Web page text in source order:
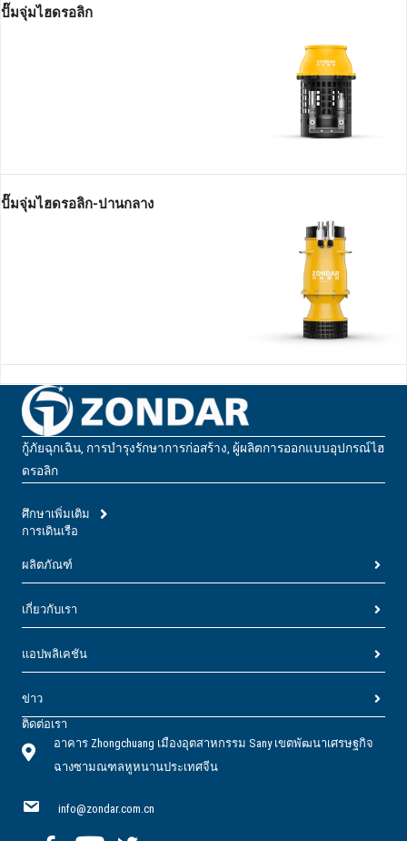
ปั๊มจุ่มไฮดรอลิก
ปั๊มจุ่มไฮดรอลิก-ปานกลาง
กู้ภัยฉุกเฉิน, การบํารุงรักษาการก่อสร้าง, ผู้ผลิตการออกแบบอุปกรณ์ไฮ
ดรอลิก
ศึกษาเพิ่มเติม
การเดินเรือ
ผลิตภัณฑ์
เกี่ยวกับเรา
แอปพลิเคชัน
ข่าว
ติดต่อเรา
อาคาร Zhongchuang เมืองอุตสาหกรรม Sany เขตพัฒนาเศรษฐกิจ
ฉางซามณฑลหูหนานประเทศจีน
info@zondar.com.cn